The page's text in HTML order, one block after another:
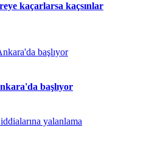
kaçarlarsa kaçsınlar
başlıyor